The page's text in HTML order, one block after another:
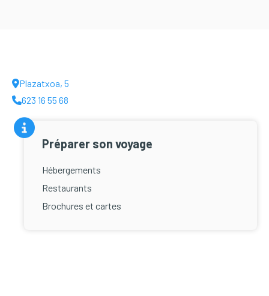
Plazatxoa, 5
623 16 55 68
Préparer son voyage
Hébergements
Restaurants
Brochures et cartes